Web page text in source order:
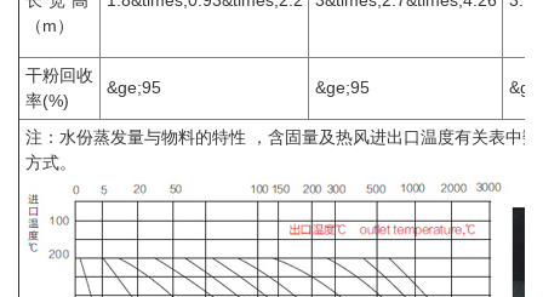
（m）
干粉回收
率(%)
&ge;95 &ge;95
注：水份蒸发量与物料的特性 ，含固量及热风进出口温度有关表中
方式。